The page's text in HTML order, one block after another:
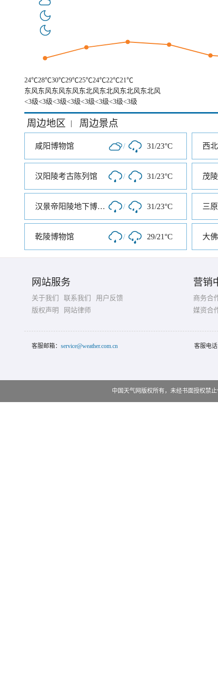
24℃28℃30℃29℃25℃24℃22℃21℃
东风东风东风东风东北风东北风东北风东北风
<3级<3级<3级<3级<3级<3级<3级<3级
周边地区 | 周边景点
咸阳博物馆 / 31/23°C
汉阳陵考古陈列馆 / 31/23°C 茂
汉景帝阳陵地下博物馆 / 31/23°C 三
乾陵博物馆 / 29/21°C 大
网站服务
关于我们 联系我们
用户反馈
版权声明
网站律师
营销
商务合
媒资合
客服邮箱： service@weather.com.cn 客服电
中国天气网版权所有，未经书面授权